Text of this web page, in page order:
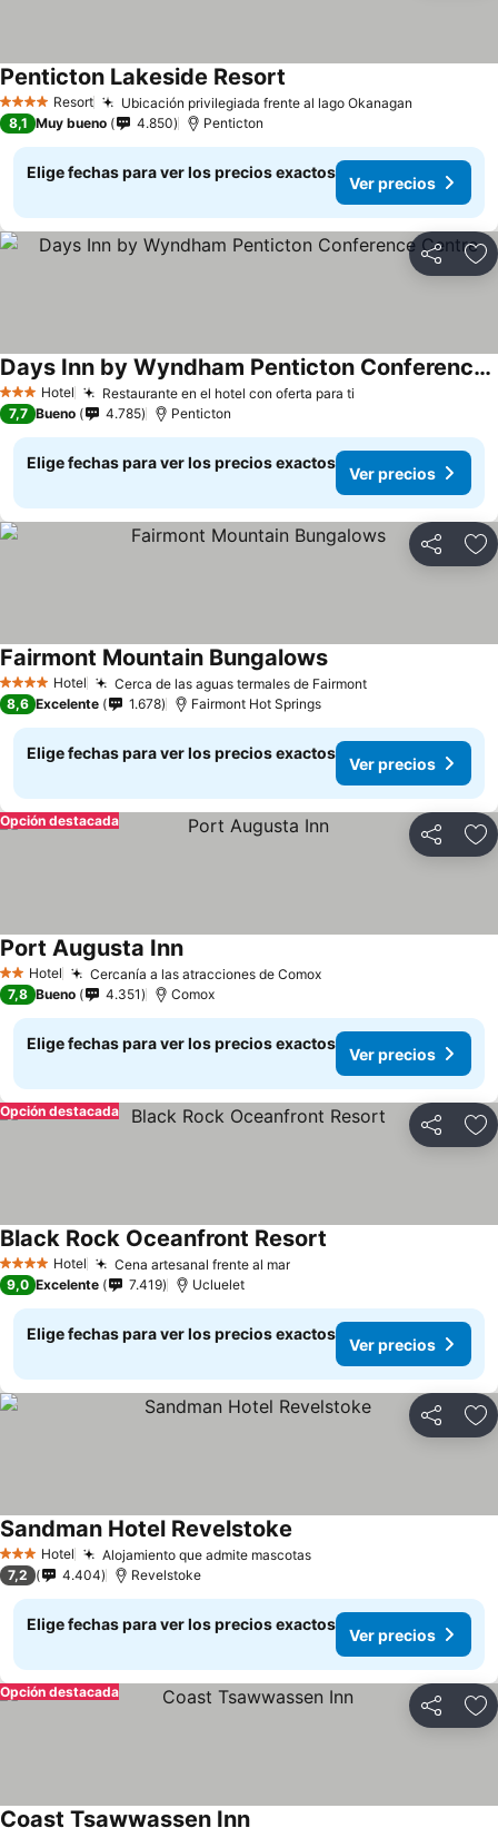
4 EstrellasResort Ubicación privilegiada frente al lago Okanagan
Penticton Lakeside Resort
8,1 Muy bueno 4.850 Penticton
Elige fechas para ver los precios exactos
Ver precios
Compartir
3 Estrellas
Hotel Restaurante en el hotel con oferta para ti
Days Inn by Wyndham Penticton Conference Centre
7,7 Bueno 4.785 Penticton
Elige fechas para ver los precios exactos
Ver precios
Compartir
4 EstrellasHotel Cerca de las aguas termales de Fairmont
Fairmont Mountain Bungalows
8,6 Excelente 1.678 Fairmont Hot Springs
Elige fechas para ver los precios exactos
Ver precios
Compartir
Opción destacada
2 Estrellas
Hotel Cercanía a las atracciones de Comox
Port Augusta Inn
7,8 Bueno 4.351 Comox
Elige fechas para ver los precios exactos
Ver precios
Compartir
Opción destacada
4 EstrellasHotel Cena artesanal frente al mar
Black Rock Oceanfront Resort
9,0 Excelente 7.419 Ucluelet
Elige fechas para ver los precios exactos
Ver precios
Compartir
3 Estrellas
Hotel Alojamiento que admite mascotas
Sandman Hotel Revelstoke
7,2 4.404 Revelstoke
Elige fechas para ver los precios exactos
Ver precios
Compartir
Opción destacada
Coast Tsawwassen Inn